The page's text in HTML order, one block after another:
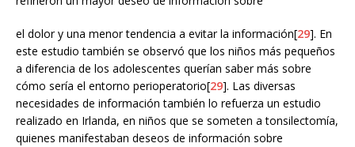
el dolor y una menor tendencia a evitar la información[29]. En
este estudio también se observó que los niños más pequeños
a diferencia de los adolescentes querían saber más sobre
cómo sería el entorno perioperatorio[29]. Las diversas
necesidades de información también lo refuerza un estudio
realizado en Irlanda, en niños que se someten a tonsilectomía,
quienes manifestaban deseos de información sobre